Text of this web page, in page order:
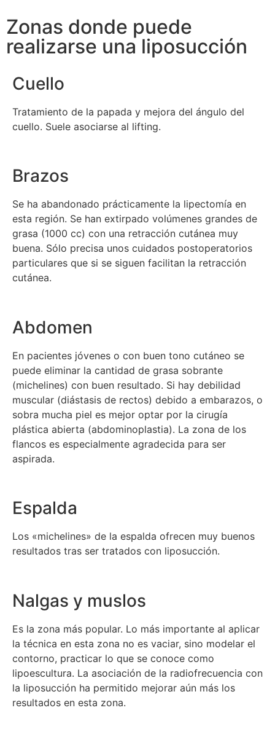
Zonas donde puede
realizarse una liposucción
Cuello
Tratamiento de la papada y mejora del ángulo del
cuello. Suele asociarse al lifting.
Brazos
Se ha abandonado prácticamente la lipectomía en
esta región. Se han extirpado volúmenes grandes de
grasa (1000 cc) con una retracción cutánea muy
buena. Sólo precisa unos cuidados postoperatorios
particulares que si se siguen facilitan la retracción
cutánea.
Abdomen
En pacientes jóvenes o con buen tono cutáneo se
puede eliminar la cantidad de grasa sobrante
(michelines) con buen resultado. Si hay debilidad
muscular (diástasis de rectos) debido a embarazos, o
sobra mucha piel es mejor optar por la cirugía
plástica abierta (abdominoplastia). La zona de los
flancos es especialmente agradecida para ser
aspirada.
Espalda
Los «michelines» de la espalda ofrecen muy buenos
resultados tras ser tratados con liposucción.
Nalgas y muslos
Es la zona más popular. Lo más importante al aplicar
la técnica en esta zona no es vaciar, sino modelar el
contorno, practicar lo que se conoce como
lipoescultura. La asociación de la radiofrecuencia con
la liposucción ha permitido mejorar aún más los
resultados en esta zona.